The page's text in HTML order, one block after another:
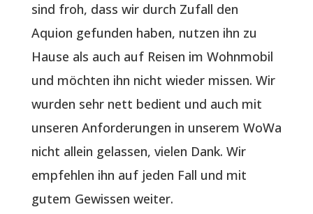
sind froh, dass wir durch Zufall den
Aquion gefunden haben, nutzen ihn zu
Hause als auch auf Reisen im Wohnmobil
und möchten ihn nicht wieder missen. Wir
wurden sehr nett bedient und auch mit
unseren Anforderungen in unserem WoWa
nicht allein gelassen, vielen Dank. Wir
empfehlen ihn auf jeden Fall und mit
gutem Gewissen weiter.